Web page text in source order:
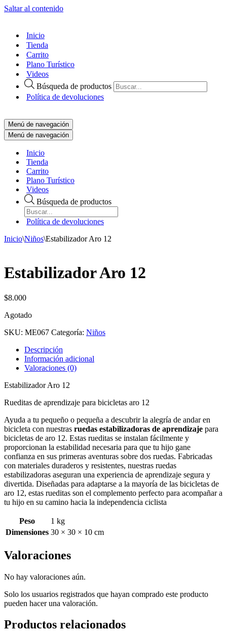
Saltar al contenido
Inicio
Tienda
Carrito
Plano Turístico
Videos
Búsqueda de productos
Política de devoluciones
Menú de navegación
Menú de navegación
Inicio
Tienda
Carrito
Plano Turístico
Videos
Búsqueda de productos
Política de devoluciones
Inicio\Niños\Estabilizador Aro 12
Estabilizador Aro 12
$8.000
Agotado
SKU: ME067 Categoría: Niños
Descripción
Información adicional
Valoraciones (0)
Estabilizador Aro 12
Rueditas de aprendizaje para bicicletas aro 12
Ayuda a tu pequeño o pequeña a descubrir la alegría de andar en
bicicleta con nuestras ruedas estabilizadoras de aprendizaje para
bicicletas de aro 12. Estas rueditas se instalan fácilmente y
proporcionan la estabilidad necesaria para que tu hijo gane
confianza en sus primeras aventuras sobre dos ruedas. Fabricadas
con materiales duraderos y resistentes, nuestras ruedas
estabilizadoras aseguran una experiencia de aprendizaje segura y
divertida. Diseñadas para adaptarse a la mayoría de las bicicletas de
aro 12, estas rueditas son el complemento perfecto para acompañar a
tu hijo en su camino hacia la independencia ciclista
Peso
1 kg
Dimensiones 30 × 30 × 10 cm
Valoraciones
No hay valoraciones aún.
Solo los usuarios registrados que hayan comprado este producto
pueden hacer una valoración.
Productos relacionados